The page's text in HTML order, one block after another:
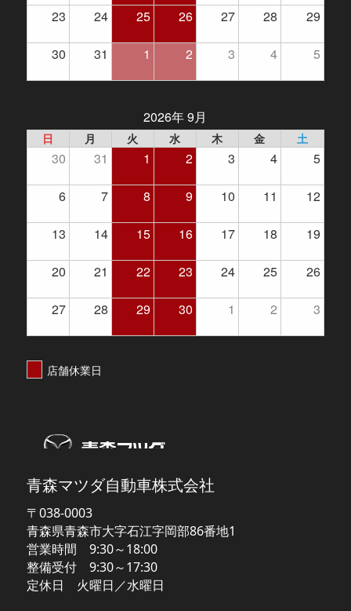
青森マツダ自動車株式会社
〒038-0003
青森県青森市大字石江字岡部86番地1
営業時間 9:30～18:00
整備受付 9:30～17:30
定休日 火曜日／水曜日
23 24 25 26 27 28 29
30 31 1 2 3 4 5
2026年 9月
日 月 火 水 木 金 土
30 31 1 2 3 4 5
6 7 8 9 10 11 12
13 14 15 16 17 18 19
20 21 22 23 24 25 26
27 28 29 30 1 2 3
店舗休業日